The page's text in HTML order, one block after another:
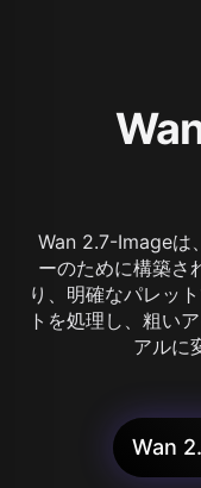
Wan 2.7-Imageは
ーのために構築さ
り、明確なパレッ
トを処理し、粗い
アルに
Wan